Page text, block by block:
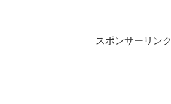
スポンサーリンク